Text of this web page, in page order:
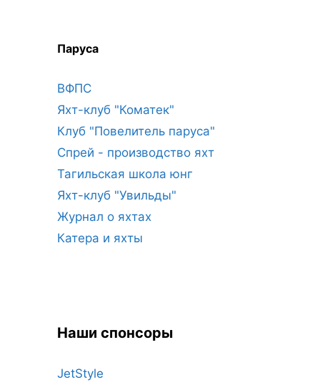
Паруса
ВФПС
Яхт-клуб "Коматек"
Клуб "Повелитель паруса"
Спрей - производство яхт
Тагильская школа юнг
Яхт-клуб "Увильды"
Журнал о яхтах
Катера и яхты
Наши спонсоры
JetStyle